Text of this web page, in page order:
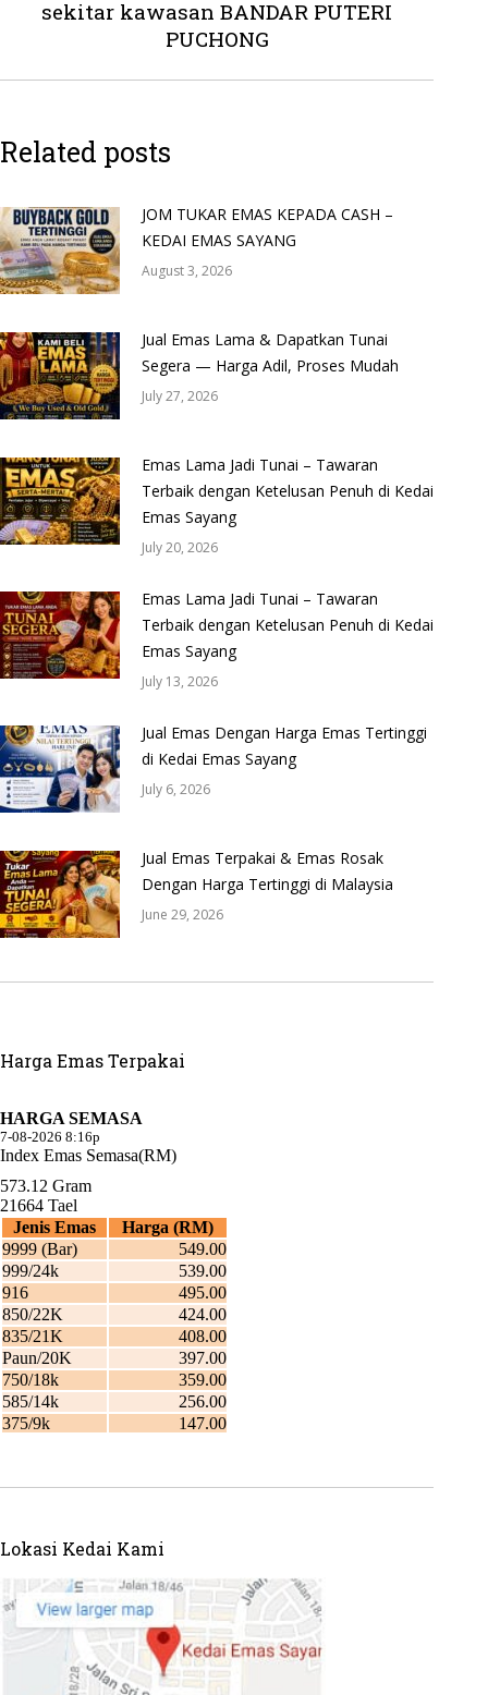
post:
sekitar kawasan BANDAR PUTERI
PUCHONG
Related posts
JOM TUKAR EMAS KEPADA CASH –
KEDAI EMAS SAYANG
August 3, 2026
Jual Emas Lama & Dapatkan Tunai
Segera — Harga Adil, Proses Mudah
July 27, 2026
Emas Lama Jadi Tunai – Tawaran
Terbaik dengan Ketelusan Penuh di Kedai
Emas Sayang
July 20, 2026
Emas Lama Jadi Tunai – Tawaran
Terbaik dengan Ketelusan Penuh di Kedai
Emas Sayang
July 13, 2026
Jual Emas Dengan Harga Emas Tertinggi
di Kedai Emas Sayang
July 6, 2026
Jual Emas Terpakai & Emas Rosak
Dengan Harga Tertinggi di Malaysia
June 29, 2026
Harga Emas Terpakai
Lokasi Kedai Kami